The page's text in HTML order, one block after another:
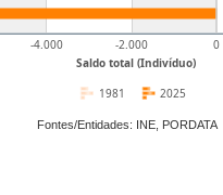
Saldo total (Indivíduo)
-4.000 -2.000 0
2025
1981
Fontes/Entidades: INE, PORDATA